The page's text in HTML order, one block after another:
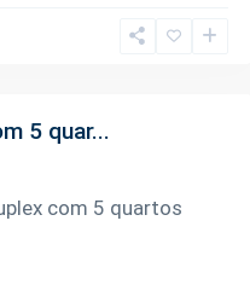
5 quar...
com 5 quartos